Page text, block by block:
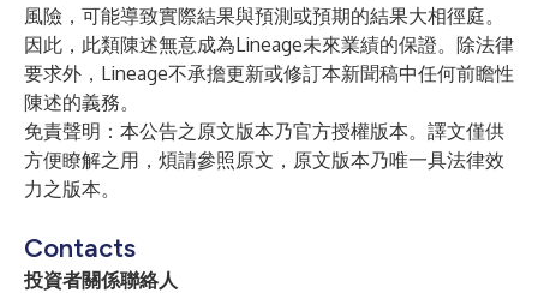
風險，可能導致實際結果與預測或預期的結果大相徑庭。
因此，此類陳述無意成為Lineage未來業績的保證。除法律
要求外，Lineage不承擔更新或修訂本新聞稿中任何前瞻性
陳述的義務。
免責聲明：本公告之原文版本乃官方授權版本。譯文僅供
方便瞭解之用，煩請參照原文，原文版本乃唯一具法律效
力之版本。
Contacts
投資者關係聯絡人